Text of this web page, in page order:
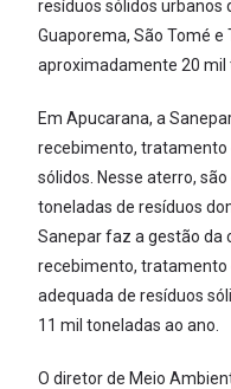
resíduos sólidos urbanos
Guaporema, São Tomé e
aproximadamente 20 mil
Em Apucarana, a
recebimento, tratamento
sólidos. Nesse aterro,
toneladas de resíduos
Sanepar faz a gestão da
recebimento,
adequada de resíduos
11 mil toneladas ao ano.
O diretor de Meio